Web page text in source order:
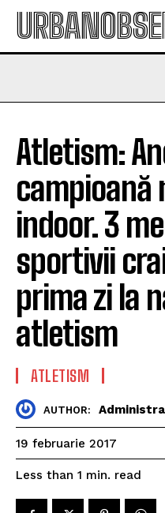
Atletism:
campioană
indoor. 3
sportivii
prima zi la
atletism
ATLETISM
AUTHOR:
19 februarie 2017
Less than 1 min. read